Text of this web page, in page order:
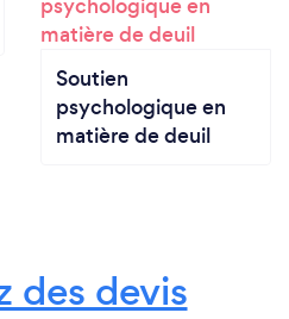
Soutien
psychologique en
matière de deuil
des devis